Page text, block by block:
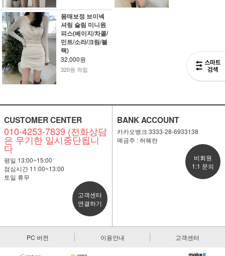
몸매보정 브이넥
셔링 슬림 미니원
피스(베이지/차콜/
민트/소라/크림/블
랙)
32,000원
320원 적립
CUSTOMER CENTER
010-4253-7839 (전화상담
은 무기한 일시중단됩니
다
평일 13:00~15:00
점심시간 11:00~13:00
토일 휴무
고객센터
연결하기
BANK ACCOUNT
카카오뱅크 3333-28-6933138
예금주 : 허혜란
비회원
1:1 문의
PC 버전 이용안내 고객센터